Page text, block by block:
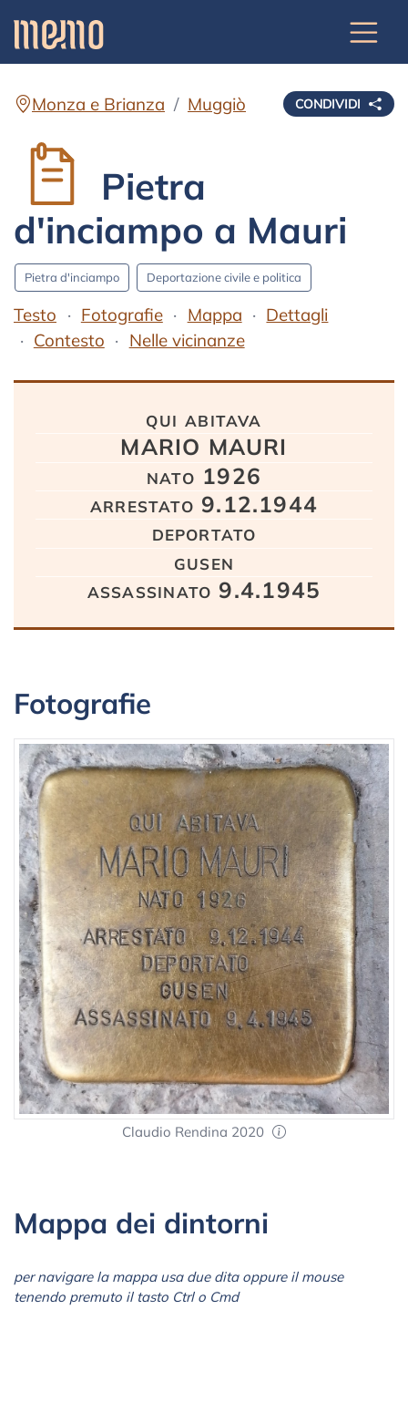
CONDIVIDI
Monza e Brianza Muggiò
Pietra
d'inciampo a Mauri
Pietra d'inciampo Deportazione civile e politica
Testo Fotografie Mappa
Dettagli
Contesto
Nelle vicinanze
qui abitava
MARIO MAURI
nato 1926
arrestato 9.12.1944
deportato
gusen
assassinato 9.4.1945
Fotografie
Claudio Rendina 2020
Mappa dei dintorni
per navigare la mappa usa due dita oppure il mouse
tenendo premuto il tasto Ctrl o Cmd